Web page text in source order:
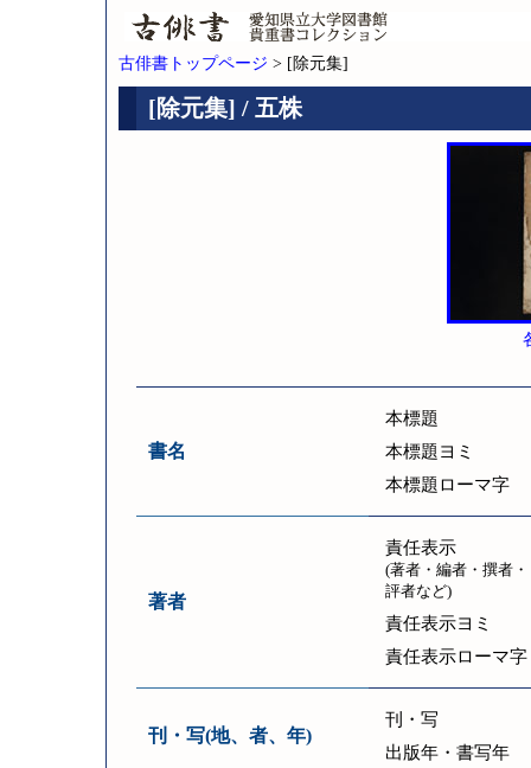
古俳書トップページ > [除元集]
[除元集] / 五株
書名
本標題
本標題ヨミ
本標題ローマ字
著者
責任表示
(著者・編者・撰者・
評者など)
責任表示ヨミ
責任表示ローマ字
刊・写(地、者、年)
刊・写
出版年・書写年